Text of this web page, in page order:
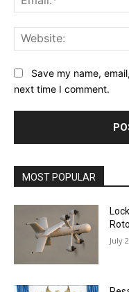
Save my name,
next time I comment.
MOST POPULAR
July